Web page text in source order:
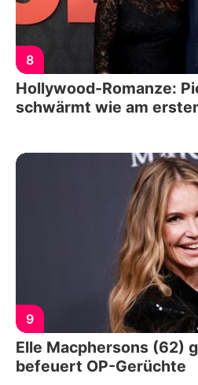
8
Hollywood-Romanze:
schwärmt wie am
9
Elle Macphersons (62)
befeuert OP-Gerüchte